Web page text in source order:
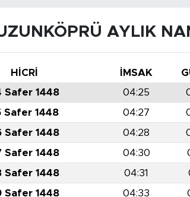
AYLIK
HİCRİ İMSAK
Safer 1448 04:25
Safer 1448 04:27
Safer 1448 04:28
Safer 1448 04:30
Safer 1448 04:31
Safer 1448 04:33